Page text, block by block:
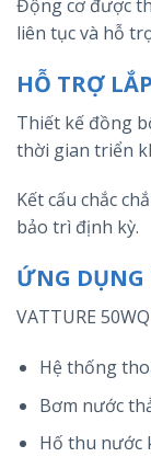
Động cơ được
liên tục và hỗ
HỖ TRỢ
Thiết kế đồng
thời gian triển
Kết cấu chắc
bảo trì định kỳ.
ỨNG DỤNG
VATTURE
Hệ thống
Bơm nước
Hố thu nước